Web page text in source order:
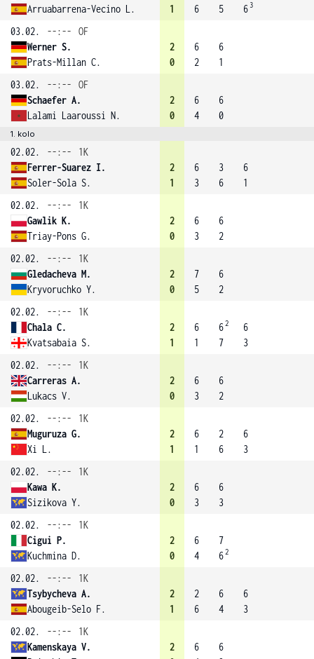
Arruabarrena-Vecino L.
1
6
5
6 3
03.02. --:--
OF
Werner S.
Prats-Millan C.
2
0
6
2
6
1
03.02.
--:--
OF
Schaefer A.
Lalami Laaroussi N.
2
0
6
4
6
0
1. kolo
02.02. --:--
1K
Ferrer-Suarez I.
Soler-Sola S.
2
1
6
3
3
6
6
1
02.02.
--:--
1K
Gawlik K.
Triay-Pons G.
2
0
6
3
6
2
02.02.
--:--
1K
Gledacheva M.
Kryvoruchko Y.
2
0
7
5
6
2
02.02.
--:--
1K
Chala C.
Kvatsabaia S.
2
1
6
1
62
7
6
3
02.02.
--:--
1K
Carreras A.
Lukacs V.
2
0
6
3
6
2
02.02.
--:--
1K
Muguruza G.
Xi L.
2
1
6
1
2
6
6
3
02.02.
--:--
1K
Kawa K.
Sizikova Y.
2
0
6
3
6
3
02.02.
--:--
1K
Cigui P.
Kuchmina D.
2
0
6
4
7
62
02.02. --:--
1K
Tsybycheva A.
Abougeib-Selo F.
2
1
2
6
6
4
6
3
02.02.
--:--
1K
Kamenskaya V.
2
6
6